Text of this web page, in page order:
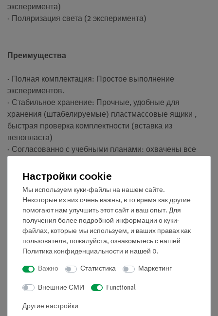
эксперимента)
- Поляризация света (2 эксперимента)
Преимущества
- Полная комплектация: Простое выполнение
экспериментов.
- Стабильное хранение: Прочные, удобные для
хранения (штабелируемые) пластмассовые ящики ,
быстрая проверка комплектности (вставка из
пенопласта)
- Согласованно с учебными планами: охвачены все
- Стабильная оптическая скамья, собираемая из
- Простое обучение и эффективное обучение с
помощью цифровых тестовых описаний, заключенных
в виде QR-кодов
Оборудование и технические данные
проведения экспериментов.
Настройки cookie
Мы используем куки-файлы на нашем сайте.
Некоторые из них очень важны, в то время как другие
помогают нам улучшить этот сайт и ваш опыт. Для
получения более подробной информации о куки-
файлах, которые мы используем, и ваших правах как
пользователя, пожалуйста, ознакомьтесь с нашей
Политика конфиденциальности и нашей 0.
Важно Статистика Маркетинг
Внешние СМИ Functional
Другие настройки